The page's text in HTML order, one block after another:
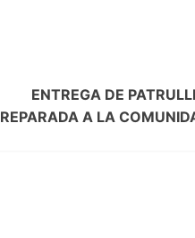
ENTREGA DE
REPARADA A LA